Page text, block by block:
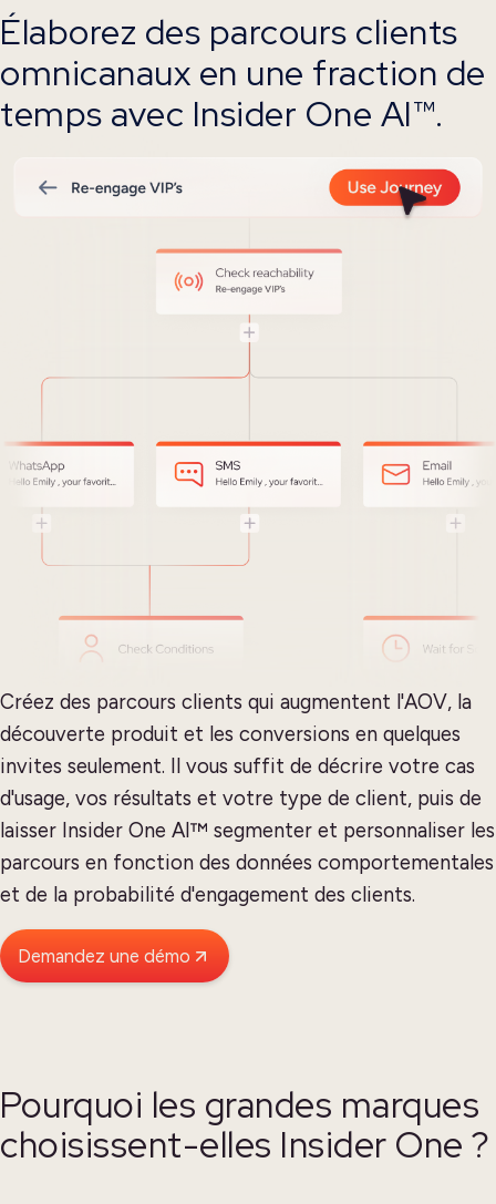
Élaborez des parcours clients
omnicanaux en une fraction de
temps avec Insider One AI™.
Créez des parcours clients qui augmentent l'AOV, la
découverte produit et les conversions en quelques
invites seulement. Il vous suffit de décrire votre cas
d'usage, vos résultats et votre type de client, puis de
laisser Insider One AI™ segmenter et personnaliser les
parcours en fonction des données comportementales
et de la probabilité d'engagement des clients.
Demandez une démo
Pourquoi les grandes marques
choisissent-elles Insider One ?